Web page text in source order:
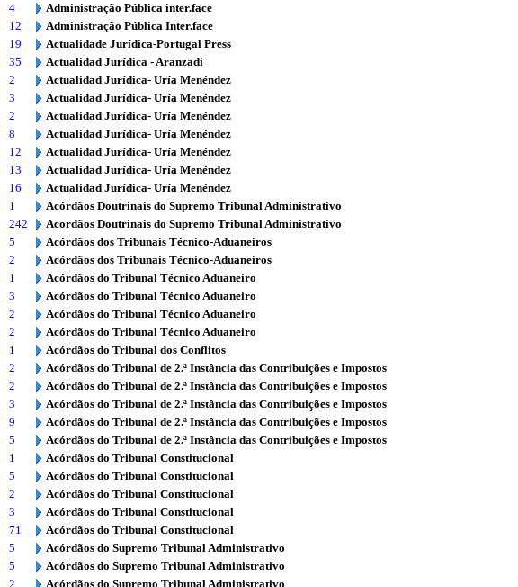
4
Administração Pública inter.face
12
Administração Pública Inter.face
19
Actualidade Jurídica-Portugal Press
35
Actualidad Jurídica - Aranzadi
2
Actualidad Jurídica- Uría Menéndez
3
Actualidad Jurídica- Uría Menéndez
2
Actualidad Jurídica- Uría Menéndez
8
Actualidad Jurídica- Uría Menéndez
12
Actualidad Jurídica- Uría Menéndez
13
Actualidad Jurídica- Uría Menéndez
16
Actualidad Jurídica- Uría Menéndez
1
Acórdãos Doutrinais do Supremo Tribunal Administrativo
242
Acordãos Doutrinais do Supremo Tribunal Administrativo
5
Acórdãos dos Tribunais Técnico-Aduaneiros
2
Acórdãos dos Tribunais Técnico-Aduaneiros
1
Acórdãos do Tribunal Técnico Aduaneiro
3
Acórdãos do Tribunal Técnico Aduaneiro
2
Acórdãos do Tribunal Técnico Aduaneiro
2
Acórdãos do Tribunal Técnico Aduaneiro
1
Acórdãos do Tribunal dos Conflitos
2
Acórdãos do Tribunal de 2.ª Instância das Contribuições e Impostos
2
Acórdãos do Tribunal de 2.ª Instância das Contribuições e Impostos
3
Acórdãos do Tribunal de 2.ª Instância das Contribuições e Impostos
9
Acórdãos do Tribunal de 2.ª Instância das Contribuições e Impostos
5
Acórdãos do Tribunal de 2.ª Instância das Contribuições e Impostos
1
Acórdãos do Tribunal Constitucional
5
Acórdãos do Tribunal Constitucional
2
Acórdãos do Tribunal Constitucional
3
Acórdãos do Tribunal Constitucional
71
Acórdãos do Tribunal Constitucional
5
Acórdãos do Supremo Tribunal Administrativo
5
Acórdãos do Supremo Tribunal Administrativo
2
Acórdãos do Supremo Tribunal Administrativo